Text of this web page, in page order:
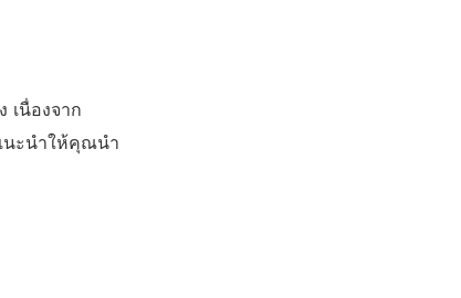
เนื่องจาก
นะนำให้คุณนำ